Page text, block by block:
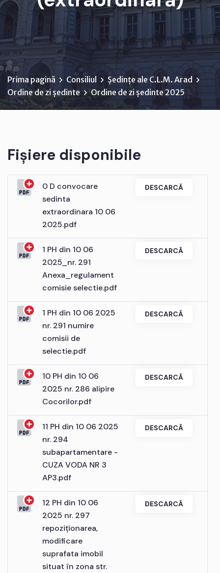
D I S P O Z I Ţ I A ...
Prima pagină Consiliul
Ședințe ale C.L.M. Arad
Ordine de zi ședinte
Ordine de zi ședinte 2025
Fișiere disponibile
0 D convocare
sedinta
extraordinara 10 06
2025.pdf
DESCARCĂ
1 PH din 10 06
2025_nr. 291
Anexa_regulament
comisie selectie.pdf
DESCARCĂ
1 PH din 10 06 2025
nr. 291 numire
comisii de
selectie.pdf
DESCARCĂ
10 PH din 10 06
2025 nr. 286 alipire
Cocorilor.pdf
DESCARCĂ
11 PH din 10 06 2025
nr. 294
subapartamentare -
CUZA VODA NR 3
AP3.pdf
DESCARCĂ
12 PH din 10 06
2025 nr. 297
repoziționarea,
modificare
suprafata imobil
situat în zona str.
DESCARCĂ